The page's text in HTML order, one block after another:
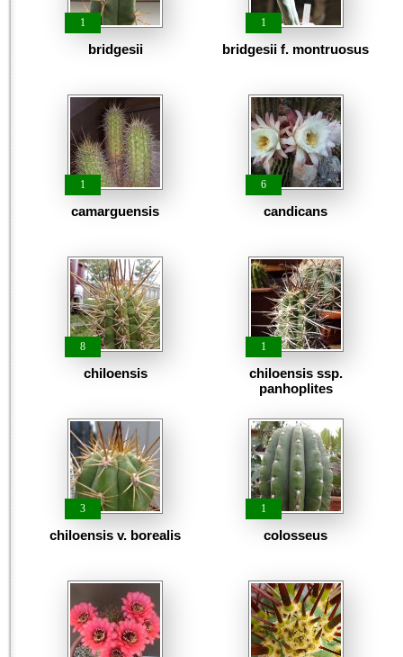
1
bridgesii
1
bridgesii f. montruosus
1
camarguensis
6
candicans
8
chiloensis
1
chiloensis ssp.
panhoplites
3
chiloensis v. borealis
1
colosseus